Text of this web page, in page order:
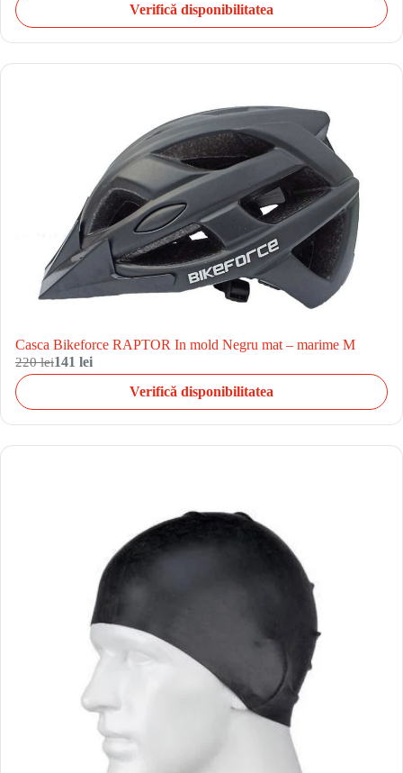
Verifică disponibilitatea
Casca Bikeforce RAPTOR In mold Negru mat – marime M
220 lei141 lei
Verifică disponibilitatea